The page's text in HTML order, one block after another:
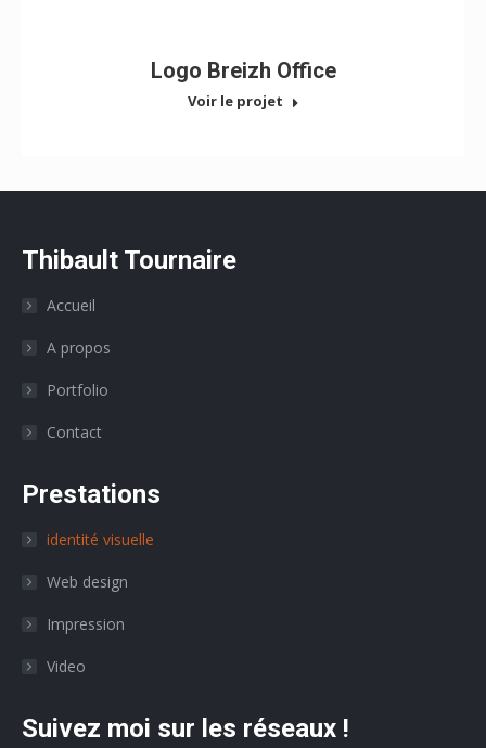
Logo Breizh Office
Voir le projet
Thibault Tournaire
Accueil
A propos
Portfolio
Contact
Prestations
identité visuelle
Web design
Impression
Video
Suivez moi sur les réseaux !